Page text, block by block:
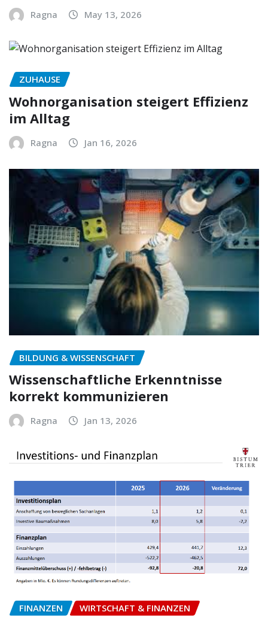
Ragna May 13, 2026
ZUHAUSE
Wohnorganisation steigert Effizienz
im Alltag
Ragna Jan 16, 2026
BILDUNG & WISSENSCHAFT
Wissenschaftliche Erkenntnisse
korrekt kommunizieren
Ragna Jan 13, 2026
FINANZEN WIRTSCHAFT & FINANZEN